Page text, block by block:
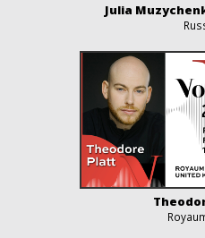
Julia